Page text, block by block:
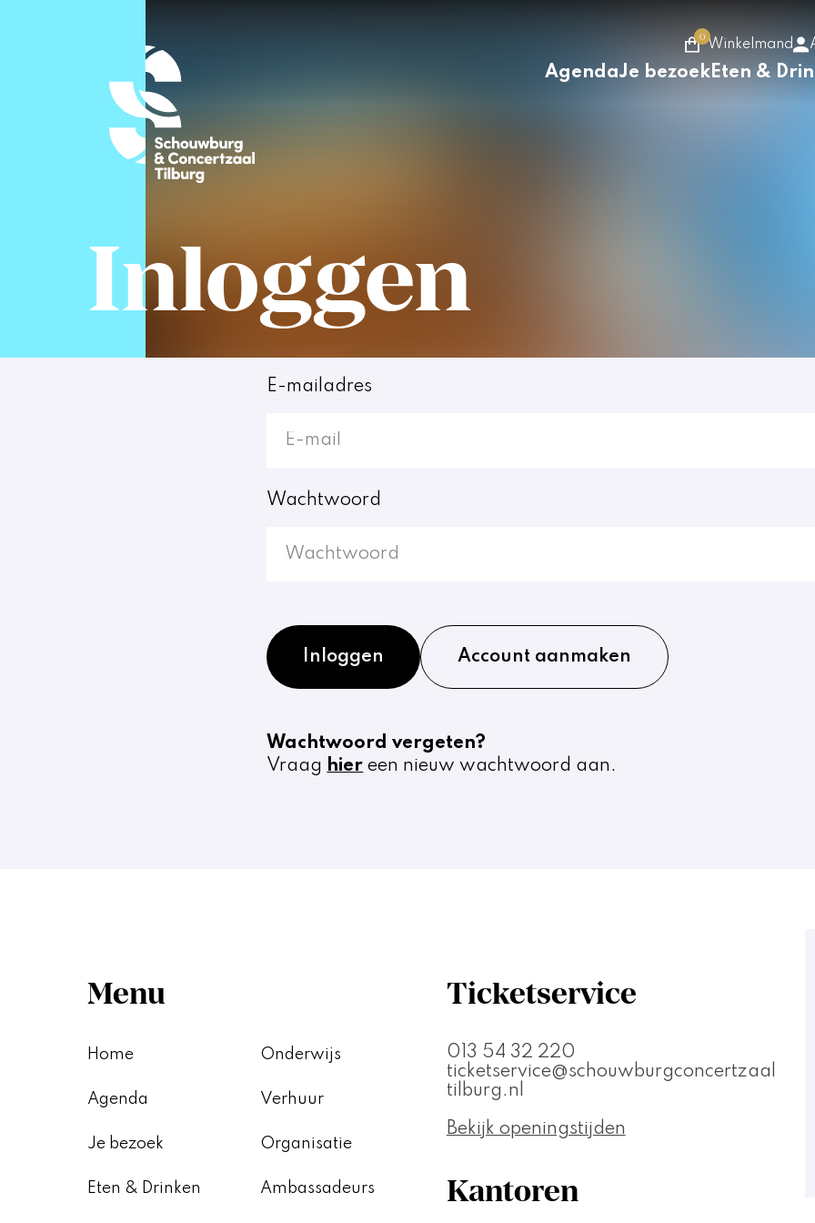
0
Winkelmand
AgendaJe bezoekEten &
Inloggen
E-mailadres
Wachtwoord
Inloggen Account aanmaken
Wachtwoord vergeten?
Vraag hier een nieuw wachtwoord aan.
Menu
Home
Agenda
Je bezoek
Eten & Drinken
Onderwijs
Verhuur
Organisatie
Ambassadeurs
Ticketservice
013 54 32 220
ticketservice@schouwburgconcertzaal
tilburg.nl
Bekijk openingstijden
Kantoren